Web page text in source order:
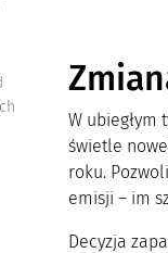
W ubiegłym
świetle
roku.
emisji – im
Decyzja